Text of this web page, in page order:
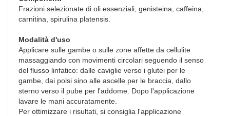
Frazioni selezionate di oli essenziali, genisteina, caffeina,
carnitina, spirulina platensis.
Modalità d'uso
Applicare sulle gambe o sulle zone affette da cellulite
massaggiando con movimenti circolari seguendo il senso
del flusso linfatico: dalle caviglie verso i glutei per le
gambe, dai polsi sino alle ascelle per le braccia, dallo
sterno verso il pube per l'addome. Dopo l'applicazione
lavare le mani accuratamente.
Per ottimizzare i risultati, si consiglia l'applicazione